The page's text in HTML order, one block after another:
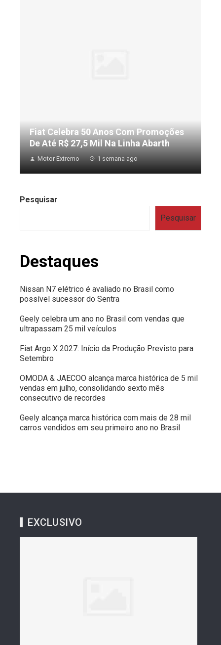
Fiat Celebra 50 Anos Com Promoções
De Até R$ 27,5 Mil Na Linha Abarth
Motor Extremo 1 semana ago
Pesquisar
Pesquisar
Destaques
Nissan N7 elétrico é avaliado no Brasil como
possível sucessor do Sentra
Geely celebra um ano no Brasil com vendas que
ultrapassam 25 mil veículos
Fiat Argo X 2027: Início da Produção Previsto para
Setembro
OMODA & JAECOO alcança marca histórica de 5 mil
vendas em julho, consolidando sexto mês
consecutivo de recordes
Geely alcança marca histórica com mais de 28 mil
carros vendidos em seu primeiro ano no Brasil
EXCLUSIVO